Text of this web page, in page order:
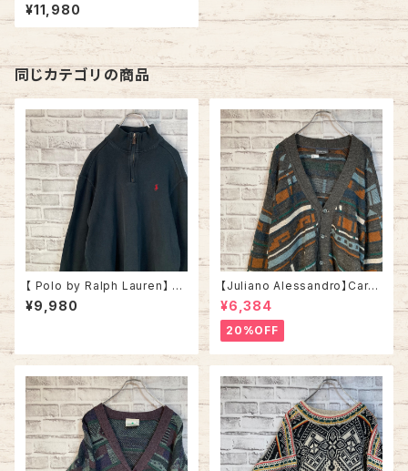
t 2XL相当 ロンドンフォグ 3Dニ
ット デザインニット 総柄ニット
セーター ケーブル編み アメリカ
USA 古着
¥11,980
同じカテゴリの商品
【 Polo by Ralph Lauren】 H
alfzip Knit L相当 ポロ バイ ラ
ルフローレン ハーフジップ ニッ
A 古着
¥9,980
【Juliano Alessandro】Cardi
gan L Made in ITALY “EUR
O LINE” カーディガン 総柄 ウ
ール混合 イタリア製 ユーロライ
ン ヨーロッパ 古着
¥6,384
20%OFF